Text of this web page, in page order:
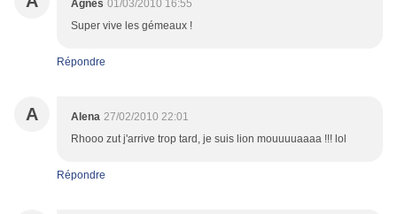
Agnès 01/03/2010 16:55
Super vive les gémeaux !
Répondre
A Alena 27/02/2010 22:01
Rhooo zut j'arrive trop tard, je suis lion mouuuuaaaa !!! lol
Répondre